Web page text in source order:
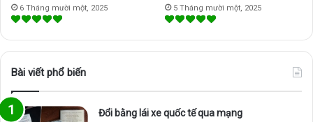
6 Tháng mười một, 2025 5 Tháng mười một, 2025
Bài viết phổ biến
Đổi bằng lái xe quốc tế qua mạng